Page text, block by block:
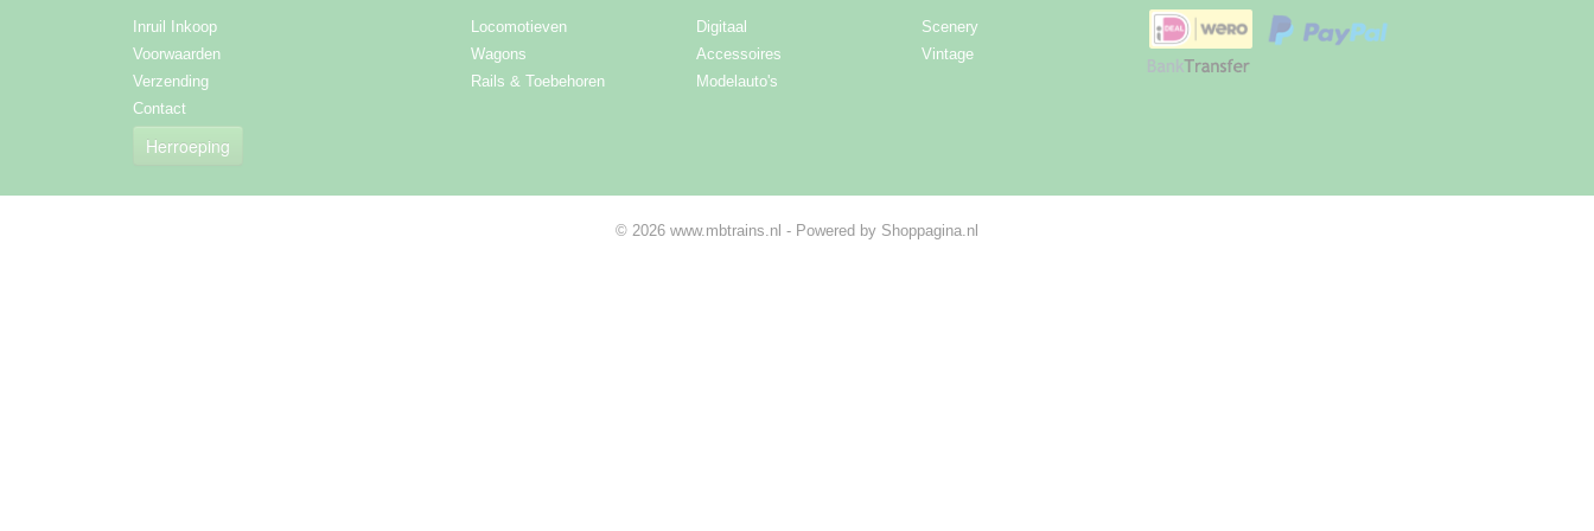
Inruil Inkoop
Voorwaarden
Verzending
Contact
Herroeping
Locomotieven
Wagons
Rails & Toebehoren
Digitaal
Accessoires
Modelauto's
Scenery
Vintage
© 2026 www.mbtrains.nl - Powered by Shoppagina.nl